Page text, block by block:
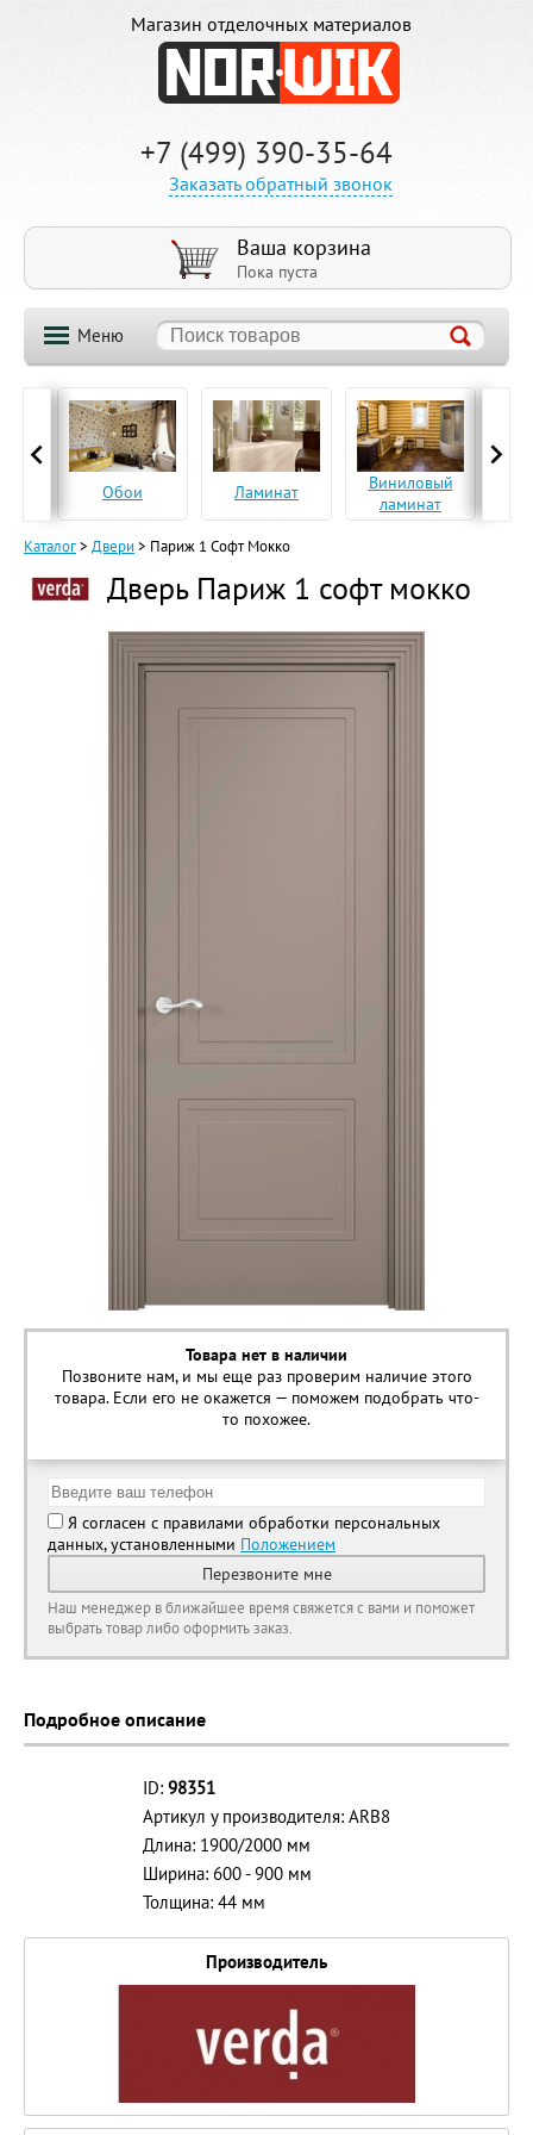
Магазин отделочных материалов
+7 (499) 390-35-64
Заказать обратный звонок
Ваша корзина
Пока пуста
Меню
Обои Ламинат
Виниловый
ламинат
Каталог> Двери> Париж 1 Софт Мокко
Дверь Париж 1 софт мокко
Товара нет в наличии
Позвоните нам, и мы еще раз проверим наличие этого
товара. Если его не окажется — поможем подобрать что-
то похожее.
Я согласен с правилами обработки персональных
данных, установленными Положением
Перезвоните мне
Наш менеджер в ближайшее время свяжется с вами и поможет
выбрать товар либо оформить заказ.
Подробное описание
ID: 98351
Артикул у производителя: ARB8
Длина: 1900/2000 мм
Ширина: 600 - 900 мм
Толщина: 44 мм
Производитель